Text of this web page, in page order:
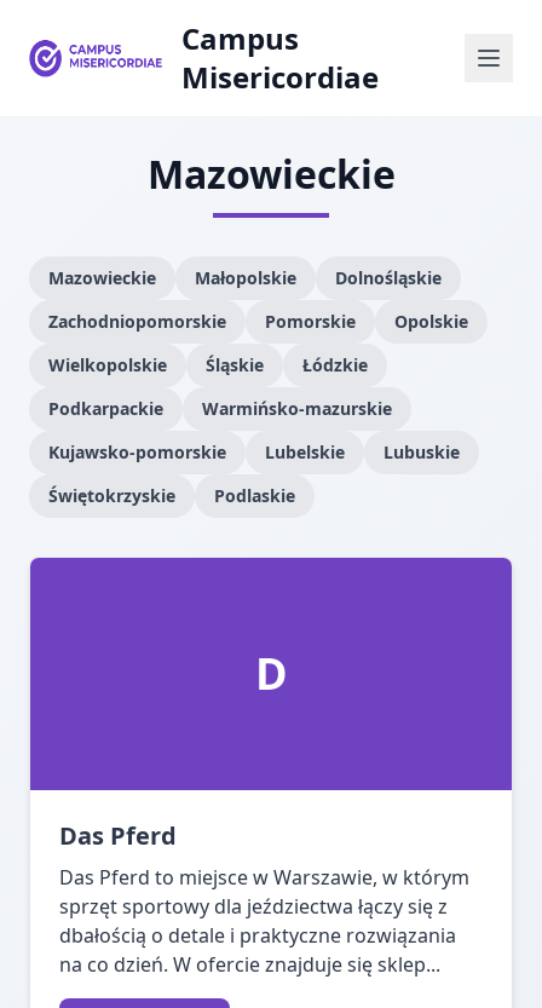
Campus
Misericordiae
Mazowieckie
Mazowieckie Małopolskie
Dolnośląskie
Zachodniopomorskie
Pomorskie
Opolskie
Wielkopolskie
Śląskie
Łódzkie
Podkarpackie
Warmińsko-mazurskie
Kujawsko-pomorskie
Lubelskie
Lubuskie
Świętokrzyskie
Podlaskie
D
Das Pferd
Das Pferd to miejsce w Warszawie, w którym
sprzęt sportowy dla jeździectwa łączy się z
dbałością o detale i praktyczne rozwiązania
na co dzień. W ofercie znajduje się sklep...